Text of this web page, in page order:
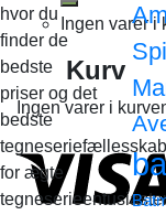
Ingen varer i
Kurv
Ingen varer i
hvor du
finder de
bedste
priser og det
bedste
tegneseriefællesskab
for ægte